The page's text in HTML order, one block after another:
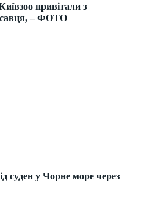
привітали з
– ФОТО
суден у Чорне море через